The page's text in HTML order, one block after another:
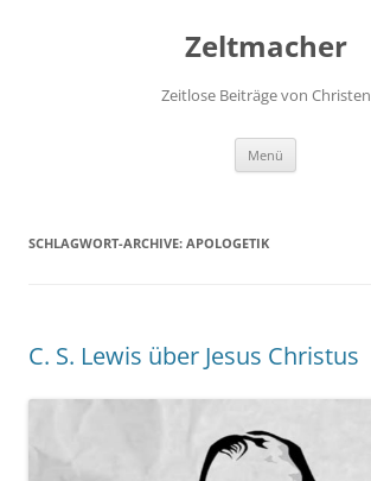
Zeltmacher
Zeitlose Beiträge von Christen
Menü
SCHLAGWORT-ARCHIVE: APOLOGETIK
C. S. Lewis über Jesus Christus